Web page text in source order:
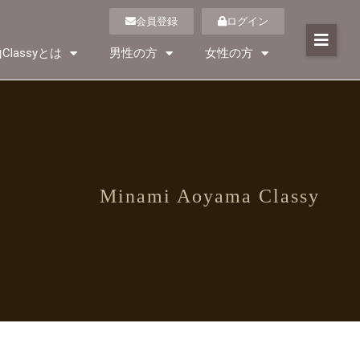
会員登録 ログイン
とは 男性の方 女性の方
Minami Aoyama Classy